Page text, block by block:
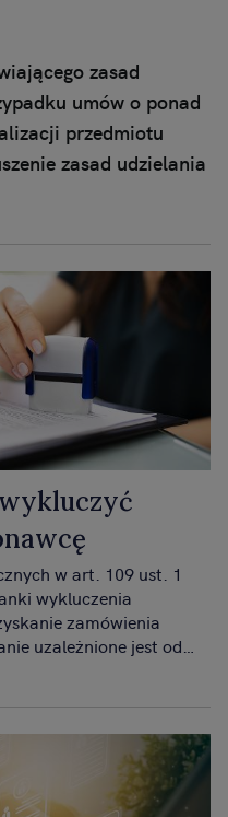
zasad
umów o ponad
przedmiotu
zasad udzielania
w art. 109 ust. 1
wykluczenia
zamówienia
uzależnione jest od